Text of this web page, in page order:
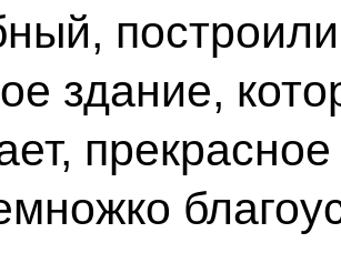
здание,